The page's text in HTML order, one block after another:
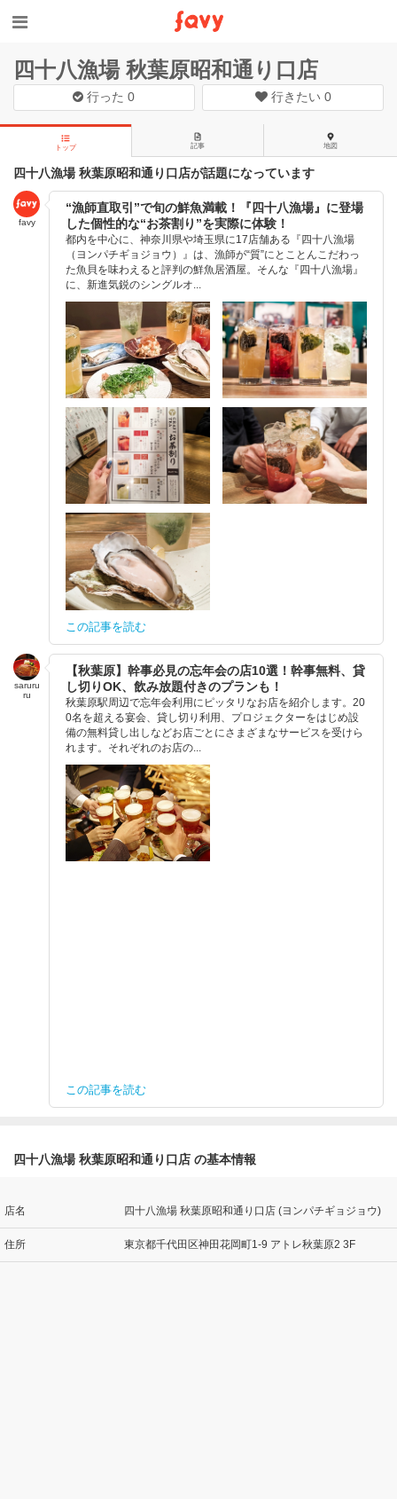
四十八漁場 秋葉原昭和通り口店
行った0 行きたい 0
トップ 記事 地図
四十八漁場 秋葉原昭和通り口店が話題になっています
favy
“漁師直取引”で旬の鮮魚満載！『四十八漁場』に登場
した個性的な“お茶割り”を実際に体験！
都内を中心に、神奈川県や埼玉県に17店舗ある『四十八漁場
（ヨンパチギョジョウ）』は、漁師が“質”にとことんこだわっ
た魚貝を味わえると評判の鮮魚居酒屋。そんな『四十八漁場』
に、新進気鋭のシングルオ...
この記事を読む
saruru
ru
【秋葉原】幹事必見の忘年会の店10選！幹事無料、貸
し切りOK、飲み放題付きのプランも！
秋葉原駅周辺で忘年会利用にピッタリなお店を紹介します。20
0名を超える宴会、貸し切り利用、プロジェクターをはじめ設
備の無料貸し出しなどお店ごとにさまざまなサービスを受けら
れます。それぞれのお店の...
この記事を読む
四十八漁場 秋葉原昭和通り口店 の基本情報
店名 四十八漁場 秋葉原昭和通り口店 (ヨンパチギョジョウ)
住所 東京都千代田区神田花岡町1-9 アトレ秋葉原2 3F